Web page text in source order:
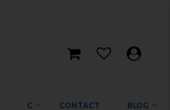
C CONTACT BLOG